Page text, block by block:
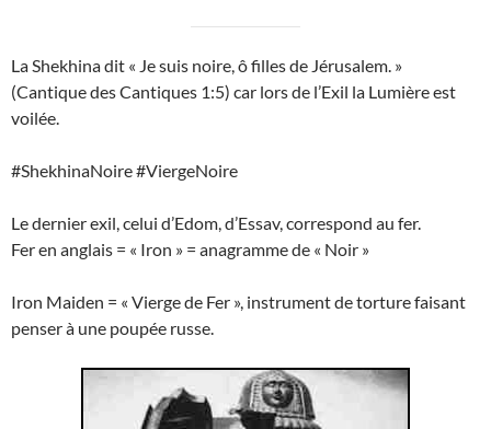
La Shekhina dit « Je suis noire, ô filles de Jérusalem. »
(Cantique des Cantiques 1:5) car lors de l’Exil la Lumière est
voilée.
#ShekhinaNoire #ViergeNoire
Le dernier exil, celui d’Edom, d’Essav, correspond au fer.
Fer en anglais = « Iron » = anagramme de « Noir »
Iron Maiden = « Vierge de Fer », instrument de torture faisant
penser à une poupée russe.